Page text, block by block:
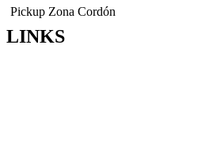
Pickup Zona Cordón
LINKS